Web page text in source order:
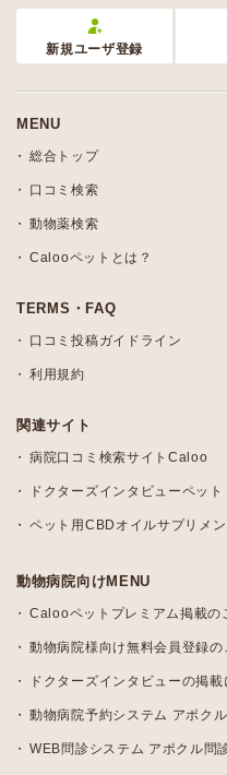
新規ユーザ登録
MENU
総合トップ
口コミ検索
動物薬検索
Calooペットとは？
TERMS・FAQ
口コミ投稿ガイドライン
利用規約
関連サイト
病院口コミ検索サイトCaloo
ドクターズインタビューペット
ペット用CBDオイルサプリメ
動物病院向けMENU
Calooペットプレミアム掲載の
動物病院様向け無料会員登録の
ドクターズインタビューの掲載
動物病院予約システム アポク
WEB問診システム アポクル問